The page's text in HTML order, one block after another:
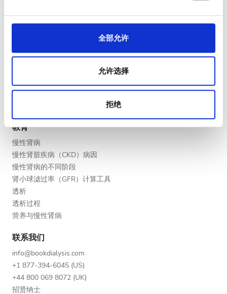
全部允许
允许选择
拒绝
下午
深夜
评分
好
非常好
旅行透析博客
医疗服务提供者
提供者的福利
教育
慢性肾病
慢性肾脏疾病（CKD）病因
慢性肾病的不同阶段
肾小球滤过率（GFR）计算工具
透析
透析过程
营养与慢性肾病
联系我们
info@bookdialysis.com
+1 877-394-6045 (US)
+44 800 069 8072 (UK)
招贤纳士